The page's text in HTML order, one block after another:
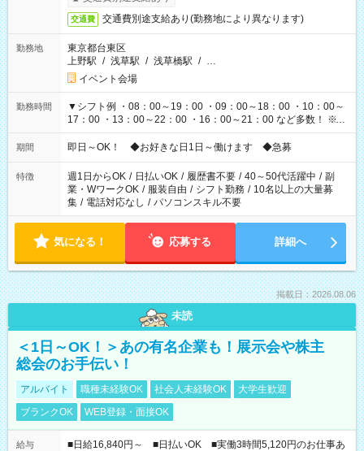
交通費 交通費別途支給あり(勤務地により異なります)
勤務地
東京都台東区
上野駅 / 浅草駅 / 浅草橋駅 / …
イベント会場
勤務時間
▼シフト例 ・08：00～19：00 ・09：00～18：00 ・10：00～
17：00 ・13：00～22：00 ・16：00～21：00 など多数！ ※お
仕事により勤務時間が異なります
期間 即日～OK！ ◆お好きな日1日～働けます ◆急募
特徴 週1日からOK / 日払いOK / 履歴書不要 / 40～50代活躍中 / 副
業・WワークOK / 服装自由 / シフト勤務 / 10名以上の大量募
集 / 電話対応なし / パソコンスキル不要
気になる！ 応募する 詳細へ
掲載日：2026.08.06
未読
＜1日～OK！＞あの有名企業も！展示会や株主
総会のお手伝い！
アルバイト 職種未経験OK 社会人未経験OK
大学生歓迎
ブランクOK
WEB登録・面接OK
給与
■日給16,840円～ ■日払いOK ■実働3時間5,120円のお仕事あ